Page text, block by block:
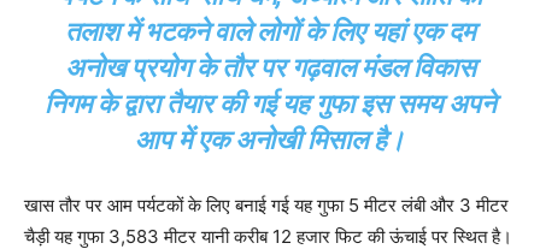
तलाश में भटकने वाले लोगों के लिए यहां एक दम
अनोख प्रयोग के तौर पर गढ़वाल मंडल विकास
निगम के द्वारा तैयार की गई यह गुफा इस समय अपने
आप में एक अनोखी मिसाल है।
खास तौर पर आम पर्यटकों के लिए बनाई गई यह गुफा 5 मीटर लंबी और 3 मीटर
चैड़ी यह गुफा 3,583 मीटर यानी करीब 12 हजार फिट की ऊंचाई पर स्थित है।